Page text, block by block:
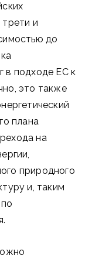
и
до
в подходе ЕС к
это также
плана
на
природного
и, таким